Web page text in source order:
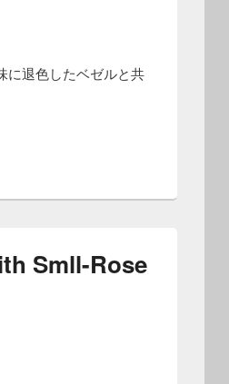
に退色したベゼルと共
Smll-Rose